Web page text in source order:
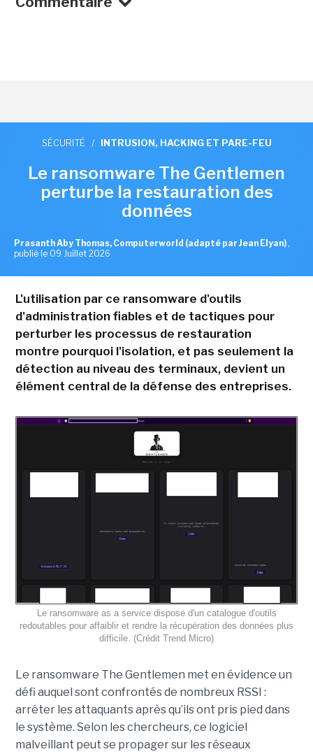
SÉCURITÉ / INTRUSION, HACKING ET PARE-FEU
Le ransomware The Gentlemen
perturbe la restauration des
données
Prasanth Aby Thomas, Computerworld (adapté par Jean Elyan) ,
publié le 09 Juillet 2026
L'utilisation par ce ransomware d'outils
d'administration fiables et de tactiques pour
perturber les processus de restauration
montre pourquoi l'isolation, et pas seulement la
détection au niveau des terminaux, devient un
élément central de la défense des entreprises.
Le ransomware as a service dispose d'un catalogue d'outils
redoutables pour affaiblir et rendre la récupération des données plus
difficile. (Crédit Trend Micro)
Le ransomware The Gentlemen met en évidence un
défi auquel sont confrontés de nombreux RSSI :
arrêter les attaquants après qu’ils ont pris pied dans
le système. Selon les chercheurs, ce logiciel
malveillant peut se propager sur les réseaux